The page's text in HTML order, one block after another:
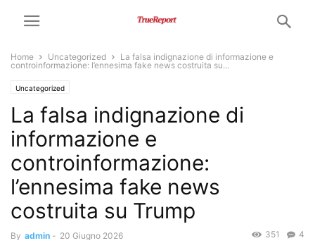
Home Uncategorized
La falsa indignazione di informazione e
controinformazione: l’ennesima fake news costruita su...
Uncategorized
La falsa indignazione di
informazione e
controinformazione:
l’ennesima fake news
costruita su Trump
By admin - 20 Giugno 2026 4
351